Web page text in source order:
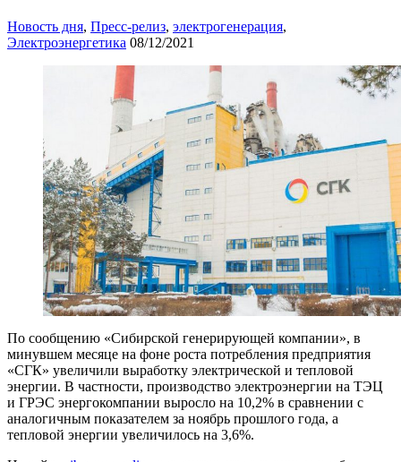
Новость дня, Пресс-релиз, электрогенерация,
Электроэнергетика 08/12/2021
По сообщению «Сибирской генерирующей компании», в
минувшем месяце на фоне роста потребления предприятия
«СГК» увеличили выработку электрической и тепловой
энергии. В частности, производство электроэнергии на ТЭЦ
и ГРЭС энергокомпании выросло на 10,2% в сравнении с
аналогичным показателем за ноябрь прошлого года, а
тепловой энергии увеличилось на 3,6%.